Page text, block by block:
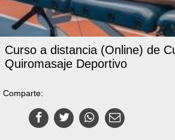
Curso a distancia (Online) de
Quiromasaje Deportivo
Comparte: